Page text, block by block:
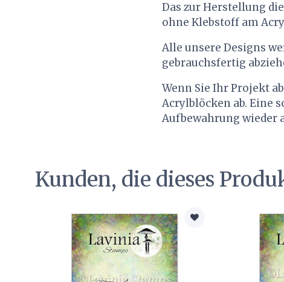
Das zur Herstellung
ohne Klebstoff am
Alle unsere Designs
gebrauchsfertig
Wenn Sie Ihr Projekt
Acrylblöcken ab. Eine
Aufbewahrung wieder
Kunden, die dieses